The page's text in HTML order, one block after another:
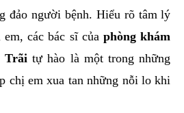
đảo người bệnh. Hiểu rõ tâm lý
em, các bác sĩ củaphòng khám
Trãi tự hào là một trong những
chị em xua tan những nỗi lo khi